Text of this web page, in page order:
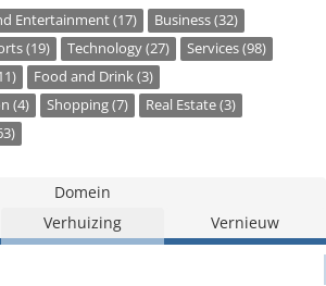
Entertainment (17)
Business (32)
(19) Technology (27)
Services (98)
Food and Drink (3)
(4)
Shopping (7)
Real Estate (3)
Domein
Verhuizing Vernieuw